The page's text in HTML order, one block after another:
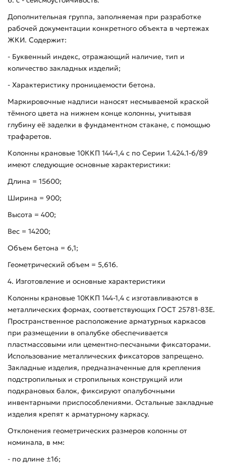
Дополнительная группа, заполняемая при разработке
рабочей документации конкретного объекта в чертежах
ЖКИ. Содержит:
- Буквенный индекс, отражающий наличие, тип и
количество закладных изделий;
- Характеристику проницаемости бетона.
Маркировочные надписи наносят несмываемой краской
тёмного цвета на нижнем конце колонны, учитывая
глубину её заделки в фундаментном стакане, с помощью
трафаретов.
Колонны крановые 10ККП 144-1,4 с по Серии 1.424.1-6/89
имеют следующие основные характеристики:
Длина = 15600;
Ширина = 900;
Высота = 400;
Вес = 14200;
Объем бетона = 6,1;
Геометрический объем = 5,616.
4. Изготовление и основные характеристики
Колонны крановые 10ККП 144-1,4 с изготавливаются в
металлических формах, соответствующих ГОСТ 25781-83Е.
Пространственное расположение арматурных каркасов
при размещении в опалубке обеспечивается
пластмассовыми или цементно-песчаными фиксаторами.
Использование металлических фиксаторов запрещено.
Закладные изделия, предназначенные для крепления
подстропильных и стропильных конструкций или
подкрановых балок, фиксируют опалубочными
инвентарными приспособлениями. Остальные закладные
изделия крепят к арматурному каркасу.
Отклонения геометрических размеров колонны от
номинала, в мм:
- по длине ±16;